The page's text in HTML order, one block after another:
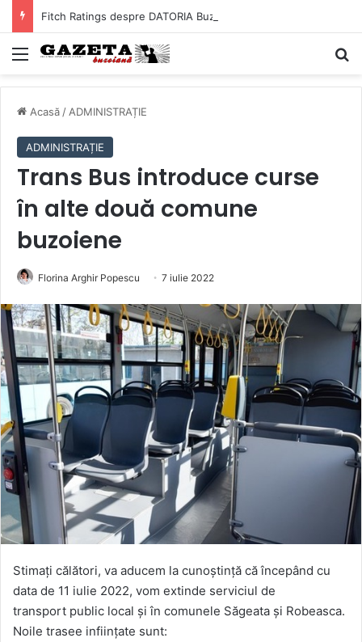
Mediu
Acasă / ADMINISTRAȚIE
ADMINISTRAȚIE
Trans Bus introduce curse
în alte două comune
buzoiene
Florina Arghir Popescu 7 iulie 2022
Stimaţi călători, va aducem la cunoştinţă că începând cu
data de 11 iulie 2022, vom extinde serviciul de
transport public local şi în comunele Săgeata şi Robeasca.
Noile trasee infiinţate sunt: